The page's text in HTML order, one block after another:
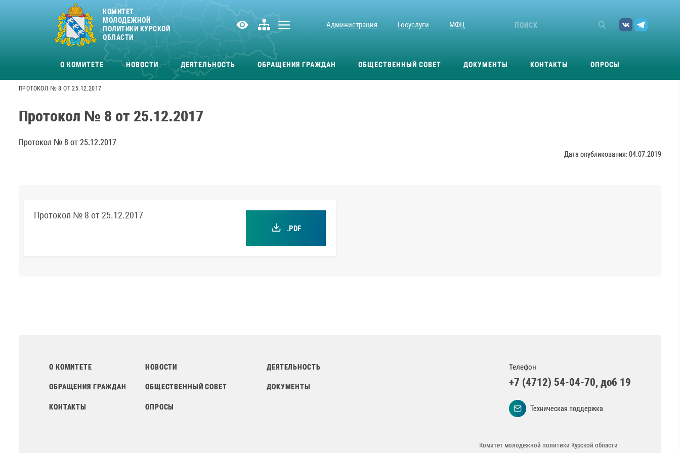
КОМИТЕТ
МОЛОДЕЖНОЙ
ПОЛИТИКИ КУРСКОЙ
ОБЛАСТИ
Администрация Госуслуги МФЦ
О КОМИТЕТЕ НОВОСТИ ДЕЯТЕЛЬНОСТЬ ОБРАЩЕНИЯ ГРАЖДАН ОБЩЕСТВЕННЫЙ СОВЕТ ДОКУМЕНТЫ КОНТАКТЫ ОПРОСЫ
ПРОТОКОЛ № 8 ОТ 25.12.2017
Протокол № 8 от 25.12.2017
Протокол № 8 от 25.12.2017
Дата опубликования: 04.07.2019
Протокол № 8 от 25.12.2017
.PDF
О КОМИТЕТЕ НОВОСТИ ДЕЯТЕЛЬНОСТЬ
ОБРАЩЕНИЯ ГРАЖДАН ОБЩЕСТВЕННЫЙ СОВЕТ ДОКУМЕНТЫ
КОНТАКТЫ ОПРОСЫ
Телефон
+7 (4712) 54-04-70, доб 19
Техническая поддержка
Комитет молодежной политики Курской области